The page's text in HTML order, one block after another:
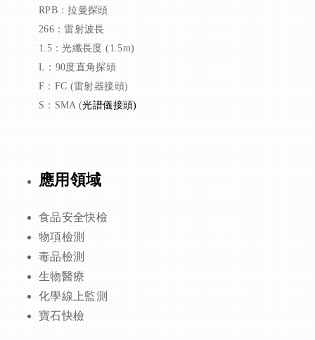
RPB：拉曼探頭
266：雷射波長
1.5：光纖長度 (1.5m)
L：90度直角探頭
F：FC (雷射器接頭)
S：SMA (光譜儀接頭)
應用領域
食品安全快檢
物項檢測
毒品檢測
生物醫療
化學線上監測
寶石快檢